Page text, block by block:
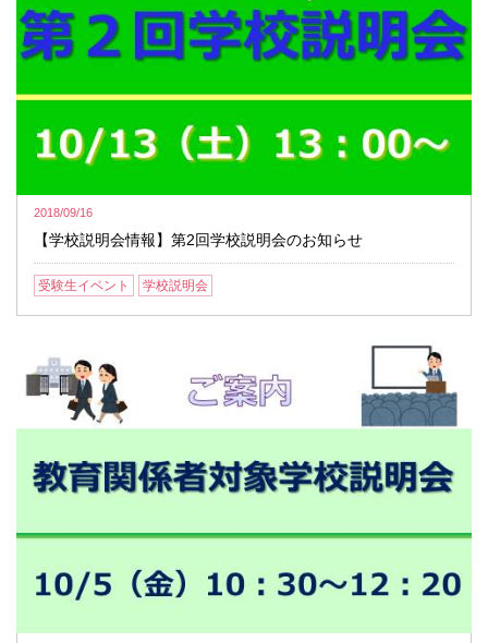
2018/09/16
【学校説明会情報】第2回学校説明会のお知らせ
受験生イベント 学校説明会